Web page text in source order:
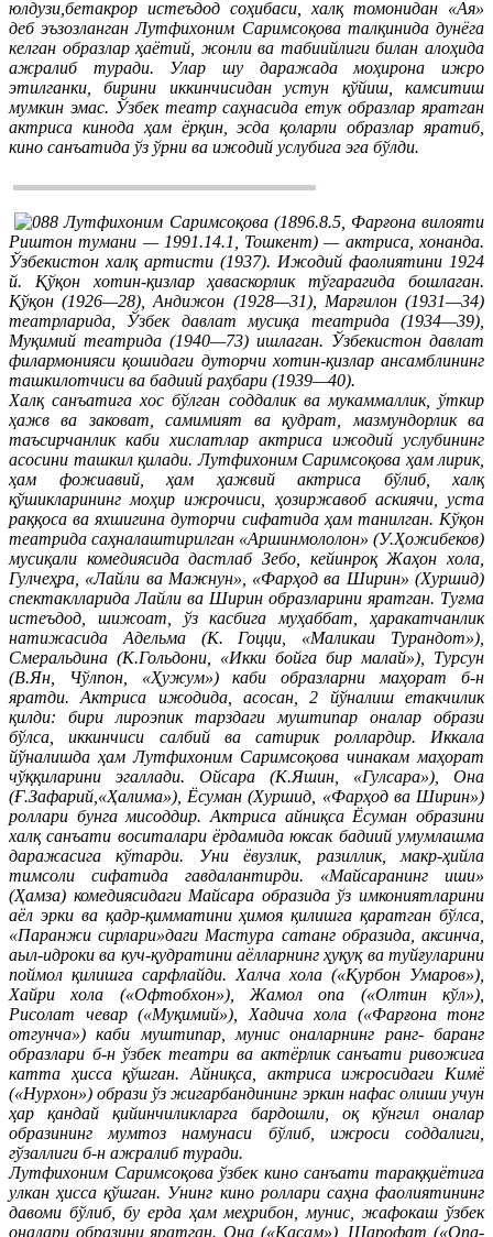
юлдузи,бетакрор истеъдод соҳибаси, халқ томонидан «Ая»
деб эъзозланган Лутфихоним Саримсоқова талқинида дунёга
келган образлар ҳаётий, жонли ва табиийлиги билан алоҳида
ажралиб туради. Улар шу даражада моҳирона ижро
этилганки, бирини иккинчисидан устун қўйиш, камситиш
мумкин эмас. Ўзбек театр саҳнасида етук образлар яратган
актриса кинода ҳам ёрқин, эсда қоларли образлар яратиб,
кино санъатида ўз ўрни ва ижодий услубига эга бўлди.
Лутфихоним Саримсоқова (1896.8.5, Фарғона вилояти
Риштон тумани — 1991.14.1, Тошкент) — актриса, хонанда.
Ўзбекистон халқ артисти (1937). Ижодий фаолиятини 1924
й. Қўқон хотин-қизлар ҳаваскорлик тўгарагида бошлаган.
Қўқон (1926—28), Андижон (1928—31), Марғилон (1931—34)
театрларида, Ўзбек давлат мусиқа театрида (1934—39),
Муқимий театрида (1940—73) ишлаган. Ўзбекистон давлат
филармонияси қошидаги дуторчи хотин-қизлар ансамблининг
ташкилотчиси ва бадиий раҳбари (1939—40).
Халқ санъатига хос бўлган соддалик ва мукаммаллик, ўткир
ҳажв ва заковат, самимият ва қудрат, мазмундорлик ва
таъсирчанлик каби хислатлар актриса ижодий услубининг
асосини ташкил қилади. Лутфихоним Саримсоқова ҳам лирик,
ҳам фожиавий, ҳам ҳажвий актриса бўлиб, халқ
қўшикларининг моҳир ижрочиси, ҳозиржавоб аскиячи, уста
раққоса ва яхшигина дуторчи сифатида ҳам танилган. Кўқон
театрида саҳналаштирилган «Аршинмололон» (У.Ҳожибеков)
мусиқали комедиясида дастлаб Зебо, кейинроқ Жаҳон хола,
Гулчеҳра, «Лайли ва Мажнун», «Фарҳод ва Ширин» (Хуршид)
спектаклларида Лайли ва Ширин образларини яратган. Туғма
истеъдод, шижоат, ўз касбига муҳаббат, ҳаракатчанлик
натижасида Адельма (К. Гоцци, «Маликаи Турандот»),
Смеральдина (К.Гольдони, «Икки бойга бир малай»), Турсун
(В.Ян, Чўлпон, «Ҳужум») каби образларни маҳорат б-н
яратди. Актриса ижодида, асосан, 2 йўналиш етакчилик
қилди: бири лироэпик тарздаги муштипар оналар образи
бўлса, иккинчиси салбий ва сатирик роллардир. Иккала
йўналишда ҳам Лутфихоним Саримсоқова чинакам маҳорат
чўққиларини эгаллади. Ойсара (К.Яшин, «Гулсара»), Она
(Ғ.Зафарий,«Ҳалима»), Ёсуман (Хуршид, «Фарҳод ва Ширин»)
роллари бунга мисоддир. Актриса айниқса Ёсуман образини
халқ санъати воситалари ёрдамида юксак бадиий умумлашма
даражасига кўтарди. Уни ёвузлик, разиллик, макр-ҳийла
тимсоли сифатида гавдалантирди. «Майсаранинг иши»
(Ҳамза) комедиясидаги Майсаpa образида ўз имкониятларини
аёл эрки ва қадр-қимматини ҳимоя қилишга қаратган бўлса,
«Паранжи сирлари»даги Мастура сатанг образида, аксинча,
аыл-идроки ва куч-қудратини аёлларнинг ҳуқуқ ва туйғуларини
поймол қилишга сарфлайди. Халча хола («Қурбон Умаров»),
Хайри хола («Офтобхон»), Жамол опа («Олтин кўл»),
Рисолат чевар («Муқимий»), Хадича хола («Фарғона тонг
отгунча») каби муштипар, мунис оналарнинг ранг- баранг
образлари б-н ўзбек театри ва актёрлик санъати ривожига
катта ҳисса қўшган. Айниқса, актриса ижросидаги Кимё
(«Нурхон») образи ўз жигарбандининг эркин нафас олиши учун
ҳар қандай қийинчиликларга бардошли, оқ кўнгил оналар
образининг мумтоз намунаси бўлиб, ижроси соддалиги,
гўзаллиги б-н ажралиб туради.
Лутфихоним Саримсоқова ўзбек кино санъати тараққиётига
улкан ҳисса қўшган. Унинг кино роллари саҳна фаолиятининг
давоми бўлиб, бу ерда ҳам меҳрибон, мунис, жафокаш ўзбек
оналари образини яратган. Она («Қасам»), Шарофат («Опа-